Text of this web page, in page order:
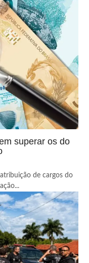
superar os do
de cargos do